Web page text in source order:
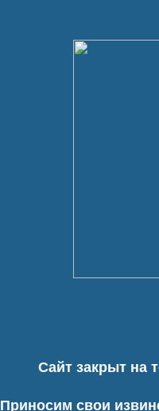
Сайт закрыт на
Приносим свои